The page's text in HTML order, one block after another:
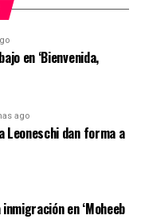
en ‘Bienvenida,
ago
Leoneschi dan forma a
en ‘Moheeb